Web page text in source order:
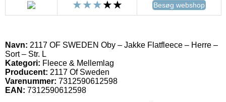
Besøg webshop
Navn: 2117 OF SWEDEN Oby – Jakke Flatfleece – Herre –
Sort – Str. L
Kategori: Fleece & Mellemlag
Producent: 2117 Of Sweden
Varenummer: 7312590612598
EAN: 7312590612598